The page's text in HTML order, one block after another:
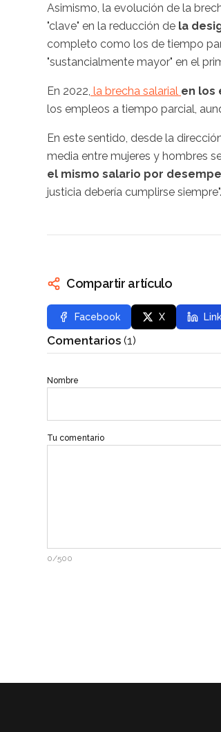
Asimismo, la evolución de la
"clave" en la reducción de la
completo como los de tiempo
"sustancialmente mayor" en el
En 2022, la brecha salarial en los
los empleos a tiempo parcial,
En este sentido, desde la
media entre mujeres y hombres
el mismo salario por
justicia debería cumplirse siempre".
Compartir artículo
Facebook X
Comentarios (1)
Nombre
Tu comentario
0/500